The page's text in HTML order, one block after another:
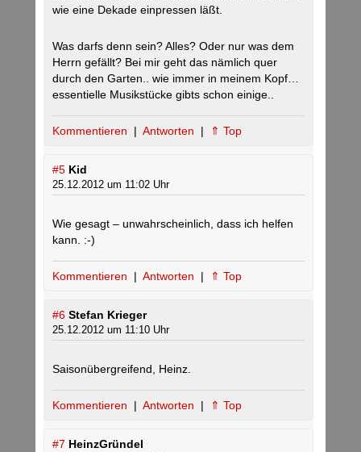
wie eine Dekade einpressen läßt.
Was darfs denn sein? Alles? Oder nur was dem
Herrn gefällt? Bei mir geht das nämlich quer
durch den Garten.. wie immer in meinem Kopf…
essentielle Musikstücke gibts schon einige..
Kommentieren | Antworten | ⇑ Top
#5 Kid
25.12.2012 um 11:02 Uhr
Wie gesagt – unwahrscheinlich, dass ich helfen
kann. :-)
Kommentieren | Antworten | ⇑ Top
#6 Stefan Krieger
25.12.2012 um 11:10 Uhr
Saisonübergreifend, Heinz.
Kommentieren | Antworten | ⇑ Top
#7 HeinzGründel